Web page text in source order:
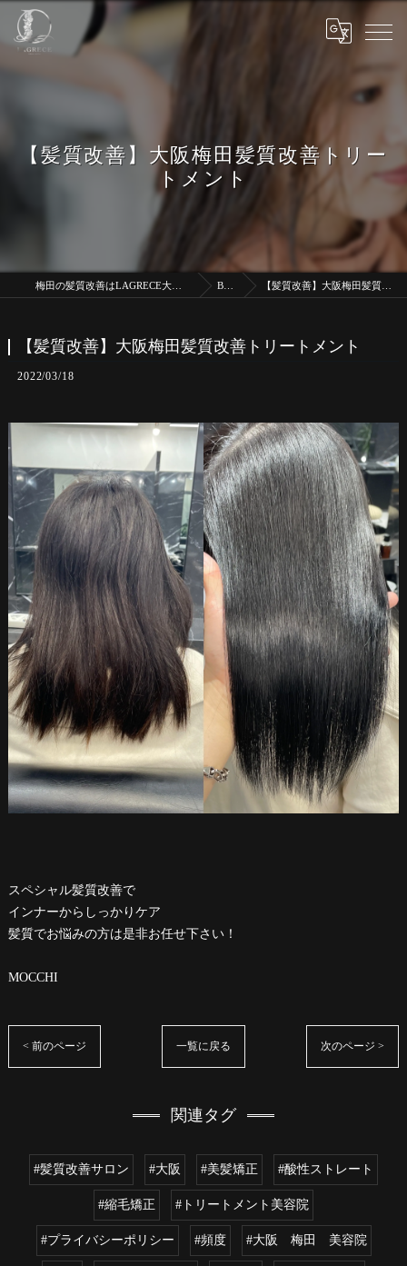
【髪質改善】大阪梅田髪質改善トリー
トメント
梅田の髪質改善はLAGRECE大阪梅田店【髪質改善】 BLOG 【髪質改善】大阪梅田髪質改善トリートメント
【髪質改善】大阪梅田髪質改善トリートメント
2022/03/18
スペシャル髪質改善で
インナーからしっかりケア
髪質でお悩みの方は是非お任せ下さい！
MOCCHI
< 前のページ 一覧に戻る 次のページ >
関連タグ
#髪質改善サロン #大阪 #美髪矯正 #酸性ストレート
#縮毛矯正 #トリートメント美容院
#プライバシーポリシー #頻度 #大阪 梅田 美容院